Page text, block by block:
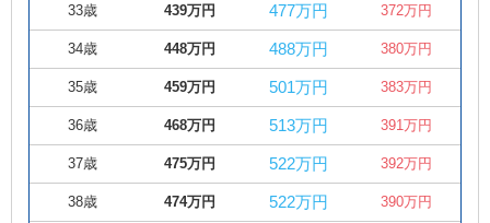
33歳 439万円 477万円 372万円
34歳 448万円 488万円 380万円
35歳 459万円 501万円 383万円
36歳 468万円 513万円 391万円
37歳 475万円 522万円 392万円
38歳 474万円 522万円 390万円